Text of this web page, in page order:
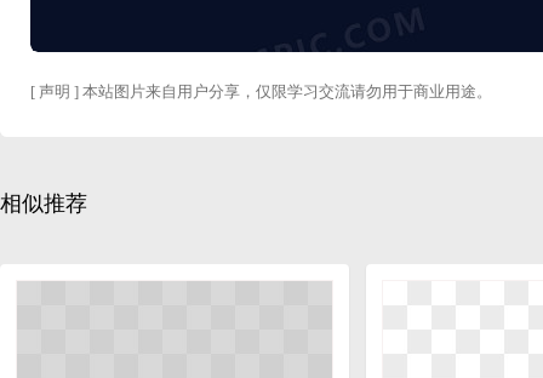
[ 声明 ] 本站图片来自用户分享，仅限学习交流请勿用于商业用途。
相似推荐